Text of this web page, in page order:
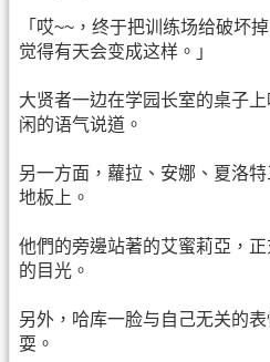
「哎~~，终于把训练场给破坏
觉得有天会变成这样。」
大贤者一边在学园长室的桌子
闲的语气说道。
另一方面，蘿拉、安娜、夏洛
地板上。
他們的旁邊站著的艾蜜莉亞，
的目光。
另外，哈库一脸与自己无关的
耍。